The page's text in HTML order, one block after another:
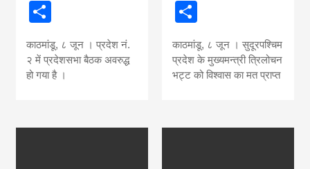
काठमांडू, ८ जून । प्रदेश नं.
२ में प्रदेशसभा बैठक अवरुद्ध
हो गया है ।
काठमांडू, ८ जून । सुदूरपश्चिम
प्रदेश के मुख्यमन्त्री त्रिलोचन
भट्ट को विश्वास का मत प्राप्त